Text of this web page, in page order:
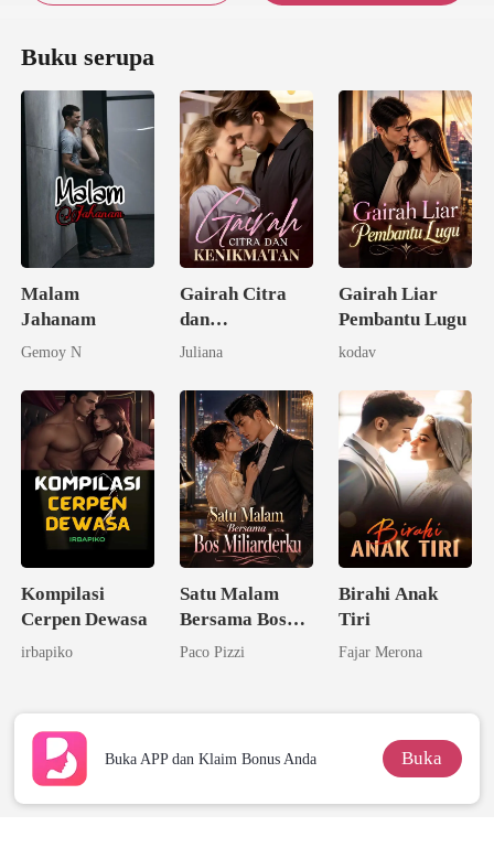
Buku serupa
Malam
Jahanam
Gemoy N
Gairah Citra
dan
Kenikmatan
Juliana
Gairah Liar
Pembantu Lugu
kodav
Kompilasi
Cerpen Dewasa
irbapiko
Satu Malam
Bersama Bos
Miliarderku
Paco Pizzi
Birahi Anak
Tiri
Fajar Merona
Buka APP dan Klaim Bonus Anda Buka